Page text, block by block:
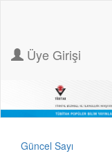
Üye Girişi
Güncel Sayı